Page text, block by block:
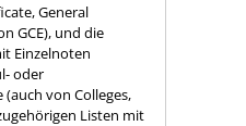
General
GCE), und die
Einzelnoten
oder
von Colleges,
Listen mit